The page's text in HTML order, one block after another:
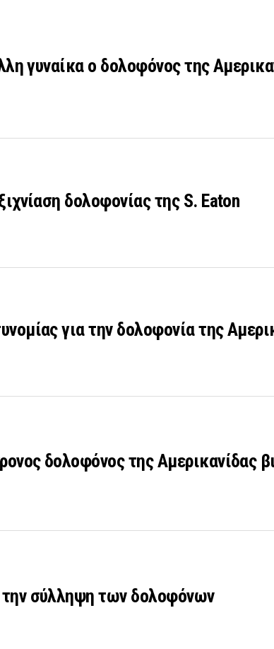
γυναίκα ο δολοφόνος της
δολοφονίας της S. Eaton
για την δολοφονία της
δολοφόνος της Αμερικανίδας
σύλληψη των δολοφόνων